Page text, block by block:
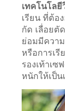
เทคโนโล
เรียน ที่ต้อ
กัด เลื่อยตั
ย่อมมีควา
หรือการเรี
รองเท้าเซ
หนักให้เป็น